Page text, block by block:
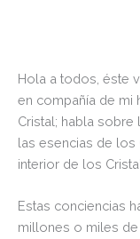
Hola a todos, éste
en compañía de mi
Cristal; habla sobre
las esencias de los
interior de los
Estas conciencias
millones o miles